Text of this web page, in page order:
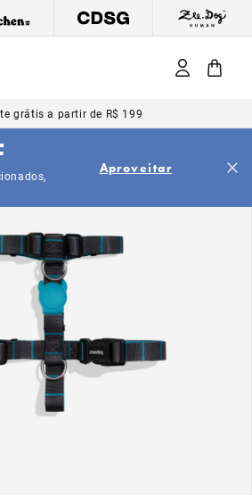
grátis a partir de R$ 199
Aproveitar